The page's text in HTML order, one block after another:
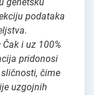
podataka
Čak i uz 100%
pridonosi
čime
uzgojnih